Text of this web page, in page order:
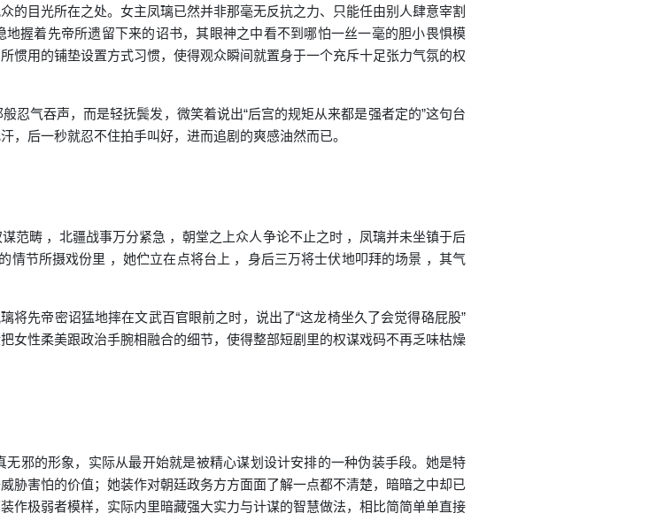
的目光所在之处。女主凤璃已然并非那毫无反抗之力、只能任由别人肆意宰割
握着先帝所遗留下来的诏书，其眼神之中看不到哪怕一丝一毫的胆小畏惧模
惯用的铺垫设置方式习惯，使得观众瞬间就置身于一个充斥十足张力气氛的权
忍气吞声，而是轻抚鬓发，微笑着说出“后宫的规矩从来都是强者定的”这句台
后一秒就忍不住拍手叫好，进而追剧的爽感油然而已。
范畴 ，北疆战事万分紧急 ，朝堂之上众人争论不止之时 ，凤璃并未坐镇于后
情节所摄戏份里 ，她伫立在点将台上 ，身后三万将士伏地叩拜的场景 ，其气
将先帝密诏猛地摔在文武百官眼前之时，说出了“这龙椅坐久了会觉得硌屁股”
女性柔美跟政治手腕相融合的细节，使得整部短剧里的权谋戏码不再乏味枯燥
邪的形象，实际从最开始就是被精心谋划设计安排的一种伪装手段。她是特
胁害怕的价值；她装作对朝廷政务方方面面了解一点都不清楚，暗暗之中却已
作极弱者模样，实际内里暗藏强大实力与计谋的智慧做法，相比简简单单直接